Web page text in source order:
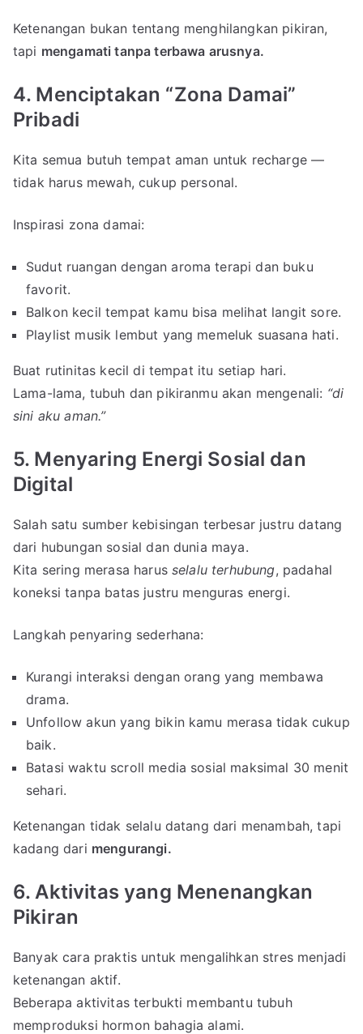
Ketenangan bukan tentang menghilangkan pikiran,
tapi mengamati tanpa terbawa arusnya.
4. Menciptakan “Zona Damai”
Pribadi
Kita semua butuh tempat aman untuk recharge —
tidak harus mewah, cukup personal.
Inspirasi zona damai:
Sudut ruangan dengan aroma terapi dan buku
favorit.
Balkon kecil tempat kamu bisa melihat langit sore.
Playlist musik lembut yang memeluk suasana hati.
Buat rutinitas kecil di tempat itu setiap hari.
Lama-lama, tubuh dan pikiranmu akan mengenali: “di
sini aku aman.”
5. Menyaring Energi Sosial dan
Digital
Salah satu sumber kebisingan terbesar justru datang
dari hubungan sosial dan dunia maya.
Kita sering merasa harus selalu terhubung, padahal
koneksi tanpa batas justru menguras energi.
Langkah penyaring sederhana:
Kurangi interaksi dengan orang yang membawa
drama.
Unfollow akun yang bikin kamu merasa tidak cukup
baik.
Batasi waktu scroll media sosial maksimal 30 menit
sehari.
Ketenangan tidak selalu datang dari menambah, tapi
kadang dari mengurangi.
6. Aktivitas yang Menenangkan
Pikiran
Banyak cara praktis untuk mengalihkan stres menjadi
ketenangan aktif.
Beberapa aktivitas terbukti membantu tubuh
memproduksi hormon bahagia alami.